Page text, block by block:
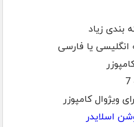
بندی زیاد
انگلیسی یا فارسی
اسلایدر